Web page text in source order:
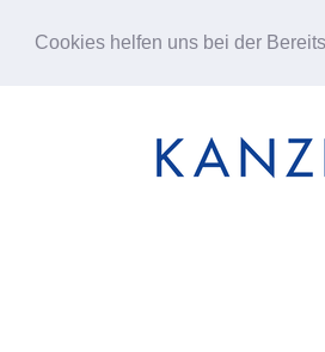
Cookies helfen uns bei der